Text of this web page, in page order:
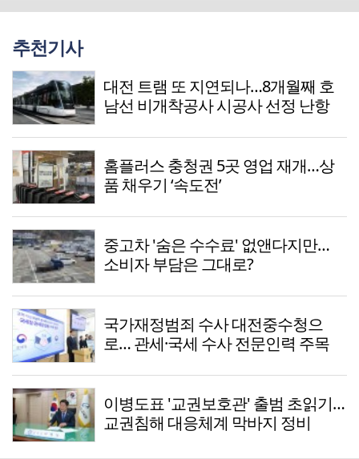
추천기사
대전 트램 또 지연되나…8개월째 호
남선 비개착공사 시공사 선정 난항
홈플러스 충청권 5곳 영업 재개…상
품 채우기 ‘속도전’
중고차 '숨은 수수료' 없앤다지만…
소비자 부담은 그대로?
국가재정범죄 수사 대전중수청으
로… 관세·국세 수사 전문인력 주목
이병도표 '교권보호관' 출범 초읽기…
교권침해 대응체계 막바지 정비